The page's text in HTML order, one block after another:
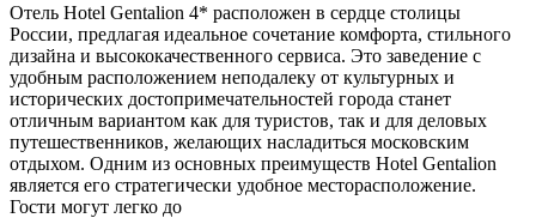
Отель Hotel Gentalion 4* расположен в сердце столицы
России, предлагая идеальное сочетание комфорта, стильного
дизайна и высококачественного сервиса. Это заведение с
удобным расположением неподалеку от культурных и
исторических достопримечательностей города станет
отличным вариантом как для туристов, так и для деловых
путешественников, желающих насладиться московским
отдыхом. Одним из основных преимуществ Hotel Gentalion
является его стратегически удобное месторасположение.
Гости могут легко до